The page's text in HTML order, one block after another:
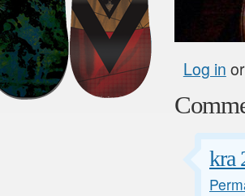
Log in
kra